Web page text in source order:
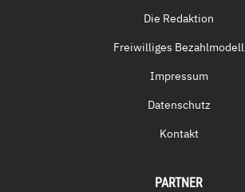
Die Redaktion
Freiwilliges Bezahlmodell
Impressum
Datenschutz
Kontakt
PARTNER